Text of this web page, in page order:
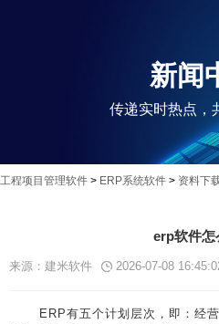
新闻
传递实时热点，
工程项目管理软件 > ERP系统软件 > 资料下
erp软件怎
来源：建米软件 2026-07-08
ERP有五个计划层次，即：经营